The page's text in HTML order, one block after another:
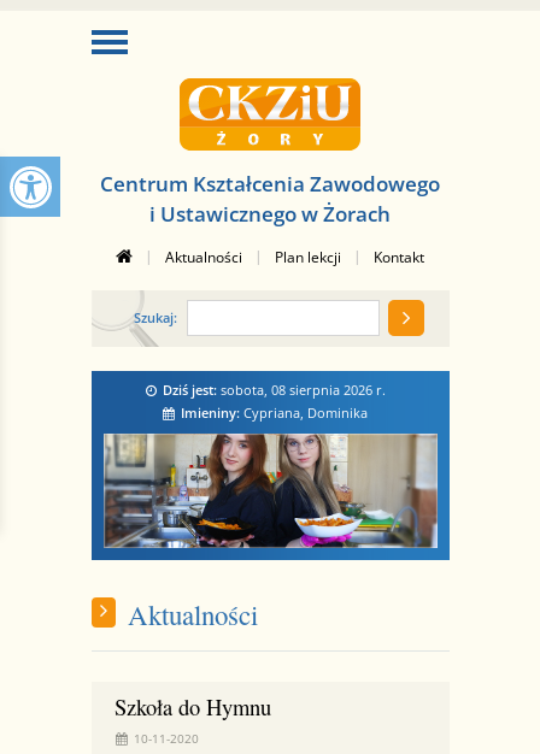
Centrum Kształcenia Zawodowego
i Ustawicznego w Żorach
| Aktualności | Plan lekcji | Kontakt
Szukaj:
Dziś jest: sobota, 08 sierpnia 2026r.
Imieniny: Cypriana, Dominika
Aktualności
Szkoła do Hymnu
10-11-2020